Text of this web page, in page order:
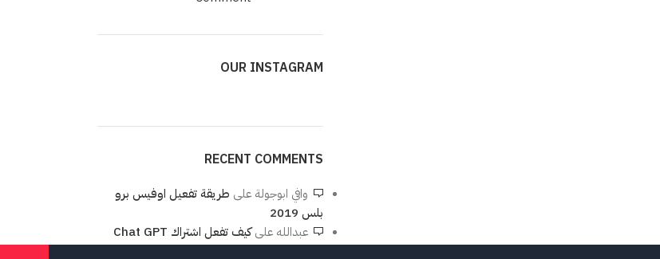
OUR INSTAGRAM
RECENT COMMENTS
وافي ابوجولة على طريقة تفعيل اوفيس برو
بلس 2019
عبدالله علىكيف تفعل اشتراك Chat GPT